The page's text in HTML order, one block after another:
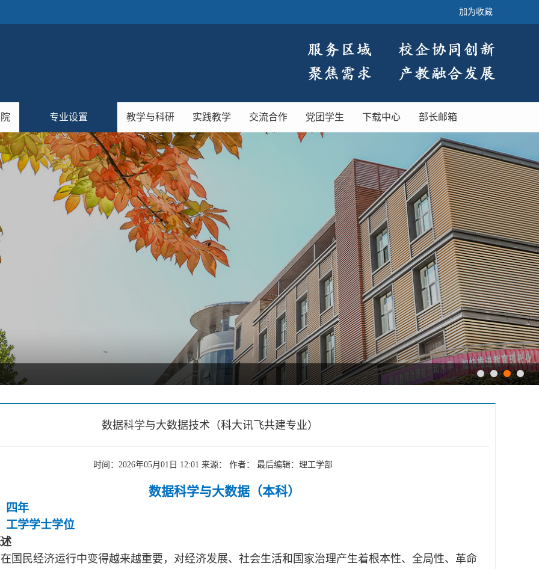
加为收藏
专业设置 教学与科研 实践教学 交流合作 党团学生 下载中心 部长邮箱
数据科学与大数据技术（科大讯飞共建专业）
时间：2026年05月01日 12:01 来源： 作者： 最后编辑：理工学部
数据科学与大数据（本科）
四年
工学学士学位
国民经济运行中变得越来越重要，对经济发展、社会生活和国家治理产生着根本性、全局性、革命